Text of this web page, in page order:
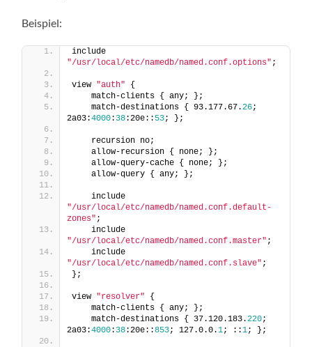
Beispiel:
"/usr/local/etc/namedb/named.conf.options" ;
view "auth" {
    match-clients { any; };
    match-destinations { 93.177.67.
26;
2a03:4000: 38:20e:: 53; };
    recursion no;
    allow-recursion { none; };
    allow-query-cache { none; };
    allow-query { any; };
"/usr/local/etc/namedb/named.conf.default-
zones" ;
"/usr/local/etc/namedb/named.conf.master" ;
"/usr/local/etc/namedb/named.conf.slave" ;
};
view "resolver" {
    match-clients { any; };
    match-destinations { 37.120.183.
220;
2a03:4000: 38:20e::853; 127.0.0.1; ::1; };